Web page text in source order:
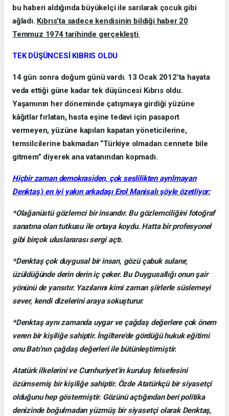
bu haberi aldığında büyükelçi ile sarılarak çocuk gibi
ağladı. Kıbrıs’ta sadece kendisinin bildiği haber 20
Temmuz 1974 tarihinde gerçekleşti.
TEK DÜŞÜNCESİ KIBRIS OLDU
14 gün sonra doğum günü vardı. 13 Ocak 2012’ta hayata
veda ettiği güne kadar tek düşüncesi Kıbrıs oldu.
Yaşamının her döneminde çatışmaya girdiği yüzüne
kâğıtlar fırlatan, hasta eşine tedavi için pasaport
vermeyen, yüzüne kapıları kapatan yöneticilerine,
temsilcilerine bakmadan “Türkiye olmadan cennete bile
gitmem” diyerek ana vatanından kopmadı.
Hiçbir zaman demokrasiden, çok seslilikten ayrılmayan
Denktaş’ı en iyi yakın arkadaşı Erol Manisalı şöyle özetliyor:
*Olağanüstü gözlemci bir insandır. Bu gözlemciliğini fotoğraf
sanatına olan tutkusu ile ortaya koydu. Hatta bir profesyonel
gibi birçok uluslararası sergi açtı.
*Denktaş çok duygusal bir insan, gözü çabuk sulanır,
üzüldüğünde derin derin iç çeker. Bu Duygusallığı onun şair
yönünü de yansıtır. Yazılarını kimi zaman şiirlerle süslemeyi
sever, kendi dizelerini araya sokuşturur.
*Denktaş aynı zamanda uygar ve çağdaş değerlere çok önem
veren bir kişiliğe sahiptir. İngiltere’de gördüğü hukuk eğitimi
onu Batı’nın çağdaş değerleri ile bütünleştirmiştir.
Atatürk ilkelerini ve Cumhuriyet’in kuruluş felsefesini
özümsemiş bir kişiliğe sahiptir. Özde Atatürkçü bir siyasetçi
olduğunu hep göstermiştir. Gözünü açtığından beri politika
denizinde boğulmadan yüzmüş bir siyasetçi olarak Denktaş,